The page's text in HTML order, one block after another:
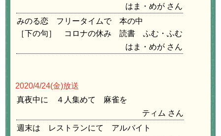
はま・めが
みのる恋 フリータイムで 本の中
［下の句］ コロナの休み 読書 ふむ・ふむ
はま・めが
2020/4/24(金)放送
真夜中に ４人集めて 麻雀を
ティム
週末は レストランにて アルバイト